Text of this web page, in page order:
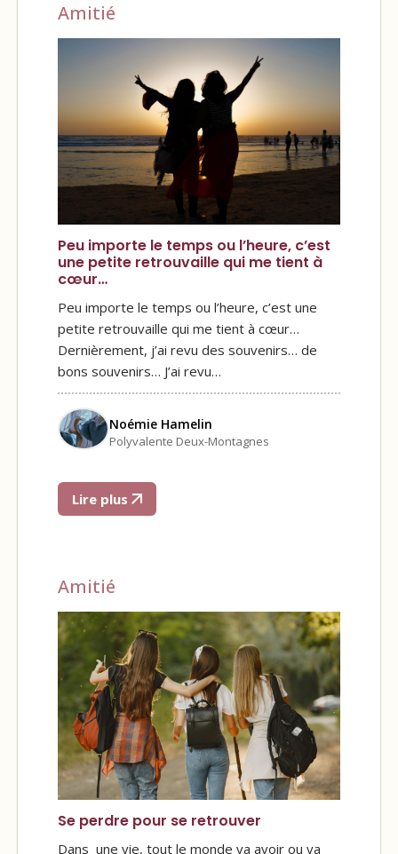
Amitié
Peu importe le temps ou l’heure, c’est
une petite retrouvaille qui me tient à
cœur…
Peu importe le temps ou l’heure, c’est une
petite retrouvaille qui me tient à cœur…
Dernièrement, j’ai revu des souvenirs… de
bons souvenirs… J’ai revu…
Noémie Hamelin
Polyvalente Deux-Montagnes
Lire plus
Amitié
Se perdre pour se retrouver
Dans une vie, tout le monde va avoir ou va